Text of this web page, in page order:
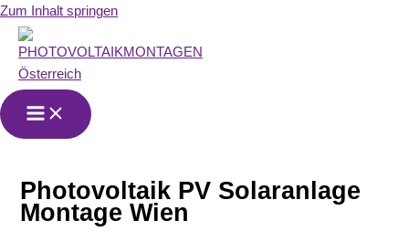
Zum Inhalt springen
Photovoltaik PV Solaranlage
Montage Wien